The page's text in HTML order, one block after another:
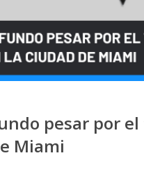
pesar por
Miami